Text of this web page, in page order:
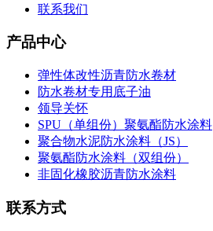
联系我们
产品中心
弹性体改性沥青防水卷材
防水卷材专用底子油
领导关怀
SPU（单组份）聚氨酯防水涂料
聚合物水泥防水涂料（JS）
聚氨酯防水涂料（双组份）
非固化橡胶沥青防水涂料
联系方式